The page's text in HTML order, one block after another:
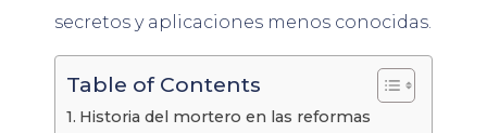
secretos y aplicaciones menos conocidas.
Table of Contents
Historia del mortero en las reformas